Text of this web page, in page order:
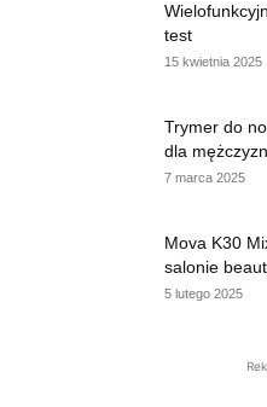
test
15 kwietnia 2025
Trymer do
dla
7 marca 2025
Mova K30
salonie
5 lutego 2025